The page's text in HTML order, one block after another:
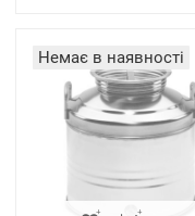
Немає в наявності